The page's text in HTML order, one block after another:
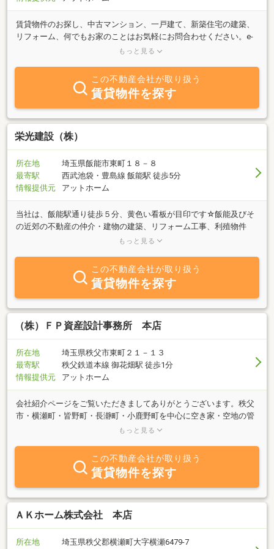
賃貸物件のお探し、中古マンション、一戸建て、新築住宅の建築、
リフォーム、何でもお家のことはお気軽にお問合わせください。e-
mailでも迅速な対応を心掛けております。安心して住み続けられる
もっと見る
この不動産会社が取り扱う
賃貸物件を探す
栄光建設（株）
所在地
埼玉県飯能市東町１８－８
最寄駅
西武池袋・豊島線 飯能駅 徒歩5分
情報提供元
アットホーム
当社は、飯能駅通り徒歩５分、黄色い看板が目印です☆飯能及びそ
の近郊の不動産の仲介・建物の建築、リフォーム工事、利殖物件
（投資用物件）の紹介等を行っております☆ これまでにTVで
たお家をはじめ、多くのお客様のお家探しのお手伝いをさせて頂い
ております♪ 便利な始発駅で渋谷・横浜ベイエリア直通の「飯能
駅」及びその近郊で、お住まいのお探しや売却及び貸したい方は、
ぜひ一度当社へご連絡下さい☆建設業を有する当社は建築工事も得
意としております♪太陽光発電システムの導入、リノベーション、
コンバージョン（用途変更）や、内装工事、店舗工事、デザイン提
に出したい売り主様もぜひお問い合わせ下さい！
もっと見る
この不動産会社が取り扱う
賃貸物件を探す
（株）ＦＰ資産設計事務所 本店
所在地
埼玉県秩父市東町２１－１３
最寄駅
秩父鉄道本線 御花畑駅 徒歩1分
情報提供元
アットホーム
会社紹介ページをご覧いただきましてありがとうございます。秩父
市・横瀬町・皆野町・長瀞町・小鹿野町を中心に空き家・空地の管
理・処分、移住に伴う住宅・土地の紹介などお気軽にご相談下さ
させて頂きます。相続のこと、老後資金のこと・住宅ローンのこ
と、移住のこと、総合窓口として対応させて頂きます。心からご来
店をお待ちしております。
もっと見る
この不動産会社が取り扱う
賃貸物件を探す
ＡＫホーム株式会社 本店
所在地 埼玉県秩父郡横瀬町大字横瀬6479-7